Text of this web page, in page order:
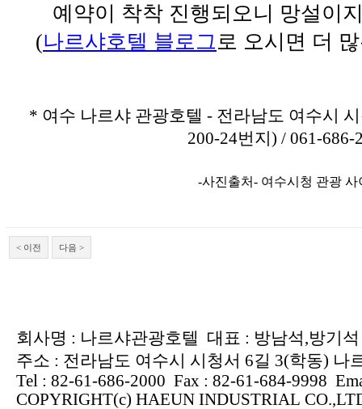
예약이 착착 진행되오니 망설이
(나르샤호텔 블로그 로 오시면 더
* 여수 나르샤 관광호텔 - 전라남도 여수시
200-24번지) / 061-686-
-사진출처- 여수시청 관광 사
< 이전 다음 >
회사명 : 나르샤관광호텔 대표 : 방남석,방기
주소 : 전라남도 여수시 시청서 6길 3(학동) 나
Tel : 82-61-686-2000 Fax : 82-61-684-9998
COPYRIGHT(c) HAEUN INDUSTRIAL